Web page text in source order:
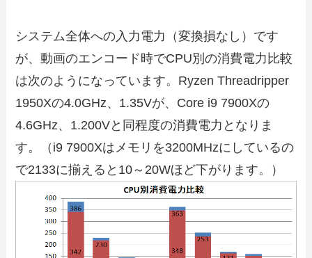
システム全体への入力電力（変換損なし）です
が、動画のエンコード時でCPU別の消費電力比較
は次のようになっています。Ryzen Threadripper
1950Xの4.0GHz、1.35Vが、Core i9 7900Xの
4.6GHz、1.200Vと同程度の消費電力となりま
す。（i9 7900Xはメモリを3200MHzにしているの
で2133に揃えると10～20Wほど下がります。）